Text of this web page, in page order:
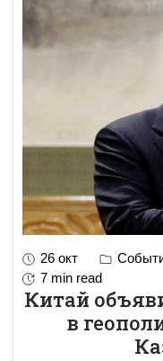
26 окт
7 min read
Китай
в